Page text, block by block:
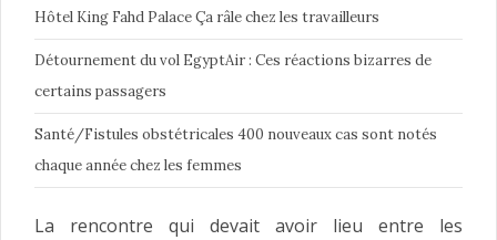
Hôtel King Fahd Palace Ça râle chez les travailleurs
Détournement du vol EgyptAir : Ces réactions bizarres de
certains passagers
Santé/Fistules obstétricales 400 nouveaux cas sont notés
chaque année chez les femmes
La rencontre qui devait avoir lieu entre les